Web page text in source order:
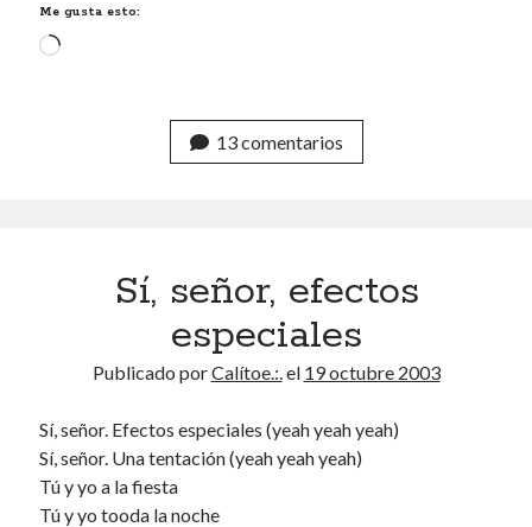
Me gusta esto:
Cargando...
13 comentarios
Sí, señor, efectos
especiales
Publicado porCalítoe.:.el 19 octubre 2003
Sí, señor. Efectos especiales (yeah yeah yeah)
Sí, señor. Una tentación (yeah yeah yeah)
Tú y yo a la fiesta
Tú y yo tooda la noche